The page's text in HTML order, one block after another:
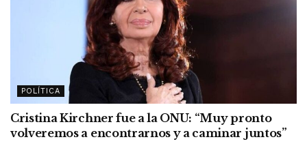
POLÍTICA
Cristina Kirchner fue a la ONU: “Muy pronto
volveremos a encontrarnos y a caminar juntos”